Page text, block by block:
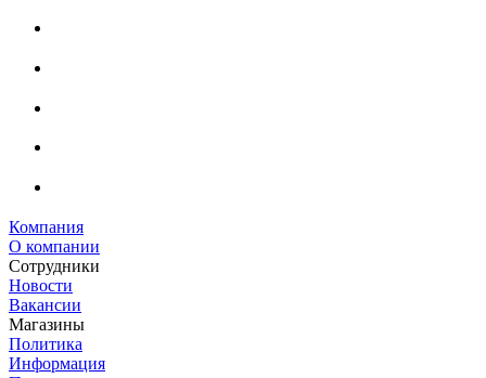
Компания
О компании
Сотрудники
Новости
Вакансии
Магазины
Политика
Информация